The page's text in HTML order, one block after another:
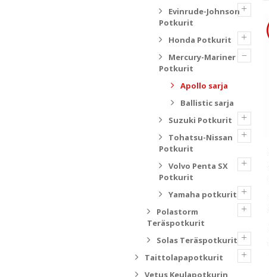
+
Evinrude-Johnson
Potkurit
+
Honda Potkurit
–
Mercury-Mariner
Potkurit
Apollo sarja
Ballistic sarja
+
Suzuki Potkurit
+
Tohatsu-Nissan
Potkurit
+
Volvo Penta SX
Potkurit
+
Yamaha potkurit
+
Polastorm
Teräspotkurit
+
Solas Teräspotkurit
+
Taittolapapotkurit
Vetus Keulapotkurin